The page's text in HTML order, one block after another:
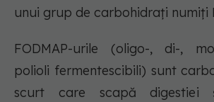
unui grup de carbohidrați numiți
FODMAP-urile (oligo-, di-,
polioli fermentescibili) sunt
scurt care scapă